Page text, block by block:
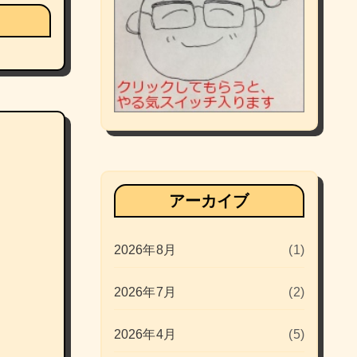
アーカイブ
2026年8月 (1)
2026年7月 (2)
2026年4月 (5)